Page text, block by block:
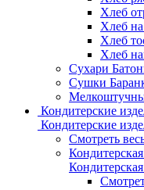
Хлеб
Хлеб
Хлеб
Хлеб
Сухари
Сушки
Кондитерские
Кондитерские
Смотреть